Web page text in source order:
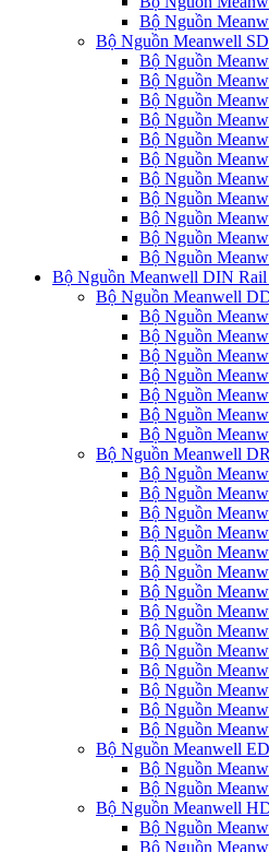
Bộ Nguồn
Bộ Nguồn Meanwell SD
Bộ Nguồn
Bộ Nguồn
Bộ Nguồn
Bộ Nguồn
Bộ Nguồn
Bộ Nguồn
Bộ Nguồn
Bộ Nguồn
Bộ Nguồn
Bộ Nguồn
Bộ Nguồn
Bộ Nguồn Meanwell DIN Rail
Bộ Nguồn Meanwell
Bộ Nguồn
Bộ Nguồn
Bộ Nguồn
Bộ Nguồn
Bộ Nguồn
Bộ Nguồn
Bộ Nguồn
Bộ Nguồn Meanwell DR
Bộ Nguồn
Bộ Nguồn
Bộ Nguồn
Bộ Nguồn
Bộ Nguồn
Bộ Nguồn
Bộ Nguồn
Bộ Nguồn
Bộ Nguồn
Bộ Nguồn
Bộ Nguồn
Bộ Nguồn
Bộ Nguồn
Bộ Nguồn
Bộ Nguồn Meanwell
Bộ Nguồn
Bộ Nguồn
Bộ Nguồn Meanwell
Bộ Nguồn
Bộ Nguồn